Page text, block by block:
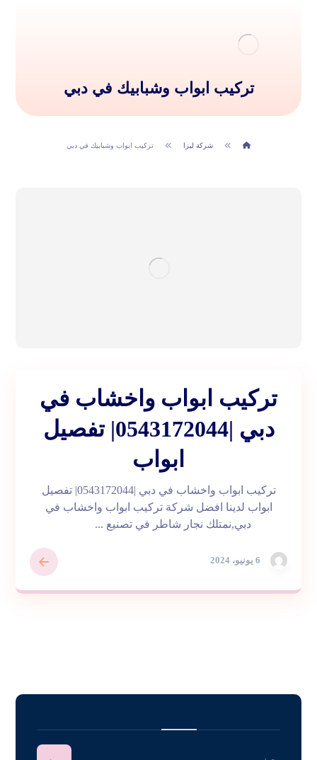
تركيب ابواب وشبابيك في دبي
شركة ليزا تركيب ابواب وشبابيك في دبي
تركيب ابواب واخشاب في
دبي |0543172044| تفصيل
ابواب
6 يونيو، 2024
تركيب ابواب واخشاب في دبي |0543172044| تفصيل
ابواب لدينا افضل شركة تركيب ابواب واخشاب في
دبي,نمتلك نجار شاطر في تصنيع ...